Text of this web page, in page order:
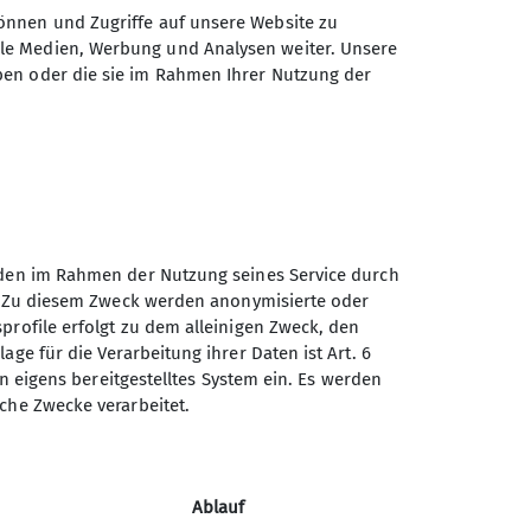
Sektion Augsburg des
Deutschen Alpenvereins e.V.
Peutingerstr. 24
86152 Augsburg
und Zugriffe auf unsere Website zu
Medien, Werbung und Analysen weiter. Unsere
oder die sie im Rahmen Ihrer Nutzung der
im Rahmen der Nutzung seines Service durch
diesem Zweck werden anonymisierte oder
erfolgt zu dem alleinigen Zweck, den
für die Verarbeitung ihrer Daten ist Art. 6
eigens bereitgestelltes System ein. Es werden
Zwecke verarbeitet.
Ablauf